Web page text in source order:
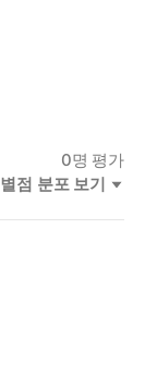
0명 평가
별점 분포 보기